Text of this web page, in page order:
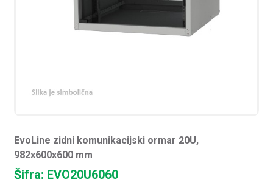
EvoLine zidni komunikacijski ormar 20U,
982x600x600 mm
Šifra: EVO20U6060